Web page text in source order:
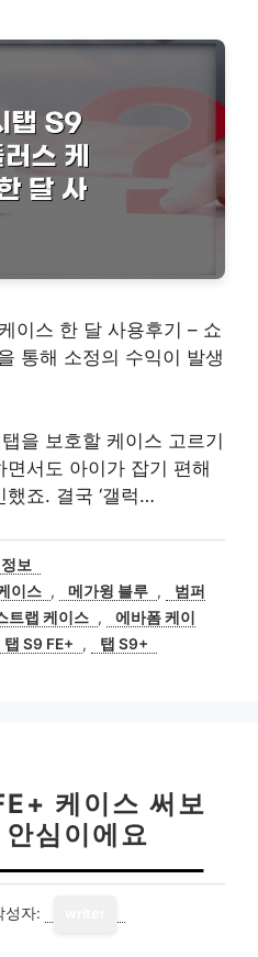
이스 한 달 사용후기 – 쇼
통해 소정의 수익이 발생
을 보호할 케이스 고르기
서도 아이가 잡기 편해
죠. 결국 ‘갤럭…
카정보
이스 , 메가윙 블루 ,
범퍼
트랩 케이스 ,
에바폼 케이
탭 S9 FE+ , 탭 S9+
케이스 써보
심이에요
성자: